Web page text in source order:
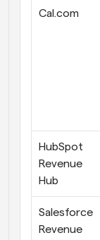
Cal.com
HubSpot
Revenue
Hub
Salesforce
Revenue